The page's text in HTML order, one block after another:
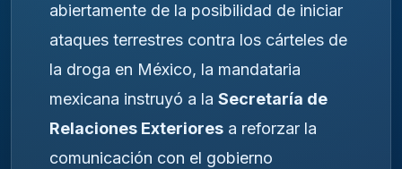
abiertamente de la posibilidad de iniciar
ataques terrestres contra los cárteles de
la droga en México, la mandataria
mexicana instruyó a la Secretaría de
Relaciones Exteriores a reforzar la
comunicación con el gobierno